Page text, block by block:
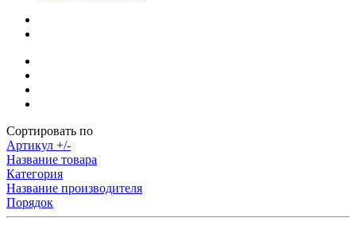
Сортировать по
Артикул +/-
Название товара
Категория
Название производителя
Порядок